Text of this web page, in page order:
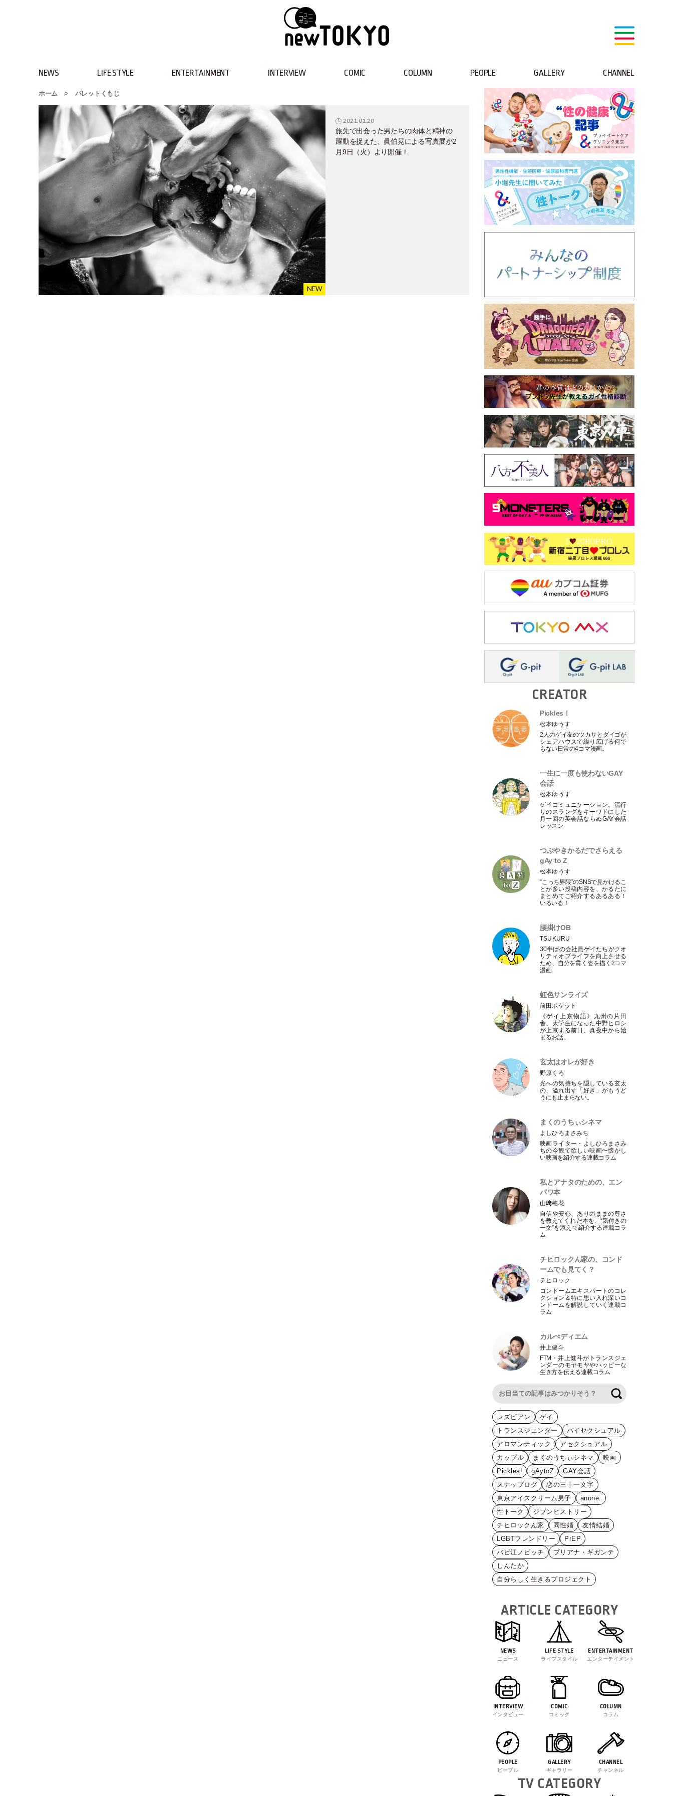
NEWS LIFE STYLE ENTERTAINMENT INTERVIEW COMIC COLUMN PEOPLE GALLERY CHANNEL
ホーム > パレットくもじ
2021.01.20
旅先で出会った男たちの肉体と精神の
躍動を捉えた、眞伯晃による写真展が2
月9日（火）より開催！
CREATOR
Pickles！
松本ゆうす
2人のゲイ友のツカサとダイゴが
シェアハウスで繰り広げる何で
もない日常の4コマ漫画。
一生に一度も使わないGAY
会話
松本ゆうす
ゲイコミュニケーション。流行
りのスラングをキーワドにした
月一回の英会話ならぬGAY会話
レッスン
つぶやきかるだでさらえる
gAy to Z
松本ゆうす
“こっち界隈”のSNSで見かけるこ
とが多い投稿内容を、かるたに
まとめてご紹介するあるある！
いるいる！
腰掛けOB
TSUKURU
30半ばの会社員ゲイたちがクオ
リティオブライフを向上させる
ため、自分を貫く姿を描く2コマ
漫画
虹色サンライズ
前田ポケット
《ゲイ上京物語》九州の片田
舎、大学生になった中野ヒロシ
が上京する前日、真夜中から始
まるお話。
玄太はオレが好き
野原くろ
光への気持ちを隠している玄太
の、溢れ出す 「好き 」がもうど
うにも止まらない。
まくのうちぃシネマ
よしひろまさみち
映画ライター ・ よしひろまさみ
ちの今観て欲しい映画〜懐かし
い映画を紹介する連載コラム
私とアナタのための、エン
パワ本
山﨑穂花
自信や安心、ありのままの尊さ
を教えてくれた本を、“気付きの
一文”を添えて紹介する連載コラ
ム
チヒロックん家の、コンド
ームでも見てく？
チヒロック
コンドームエキスパートのコレ
クション＆特に思い入れ深いコ
ンドームを解説していく連載コ
ラム
カルぺディエム
井上健斗
FTM ・井上健斗がトランスジェ
ンダーのモヤモヤやハッピーな
生き方を伝える連載コラム
レズビアン
ゲイ
トランスジェンダー
バイセクシュアル
アロマンティック
アセクシュアル
カップル
まくのうちぃシネマ
映画
Pickles!
gAytoZ
GAY会話
スナップログ
恋の三十一文字
東京アイスクリーム男子
anone.
性トーク
ジブンヒストリー
チヒロックん家
同性婚
友情結婚
LGBTフレンドリー
PrEP
バビ江ノビッチ
ブリアナ・ギガンテ
しんたか
自分らしく生きるプロジェクト
ARTICLE CATEGORY
NEWS
ニュース
LIFE STYLE
ライフスタイル
ENTERTAINMENT
エンターテイメント
INTERVIEW
インタビュー
COMIC
コミック
COLUMN
コラム
PEOPLE
ピープル
GALLERY
ギャラリー
CHANNEL
チャンネル
TV CATEGORY